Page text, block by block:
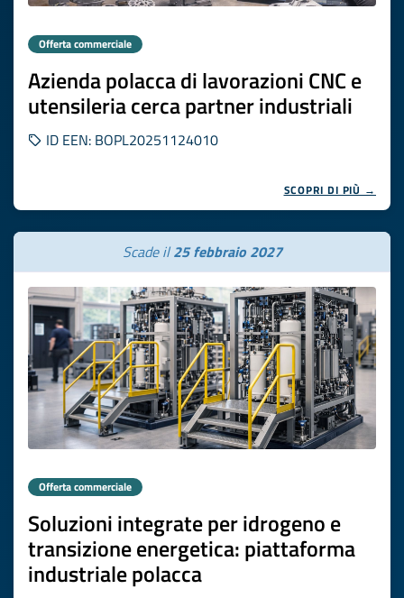
Offerta commerciale
Azienda polacca di lavorazioni CNC e
utensileria cerca partner industriali
ID EEN: BOPL20251124010
SCOPRI DI PIÙ →
Scade il25 febbraio 2027
Offerta commerciale
Soluzioni integrate per idrogeno e
transizione energetica: piattaforma
industriale polacca